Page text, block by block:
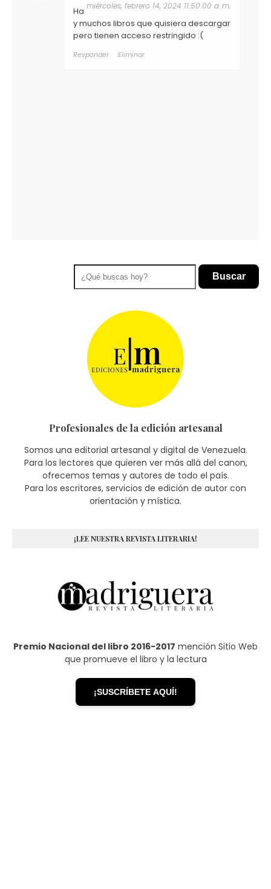
miércoles, febrero 14, 2024 11:50:00 a. m.
Ha
y muchos libros que quisiera descargar
pero tienen acceso restringido :(
Responder Eliminar
Buscar
Profesionales de la edición artesanal
Somos una editorial artesanal y digital de Venezuela.
Para los lectores que quieren ver más allá del canon,
ofrecemos temas y autores de todo el país.
Para los escritores, servicios de edición de autor con
orientación y mística.
¡LEE NUESTRA REVISTA LITERARIA!
Premio Nacional del libro 2016-2017 mención Sitio Web
que promueve el libro y la lectura
¡SUSCRÍBETE AQUÍ!